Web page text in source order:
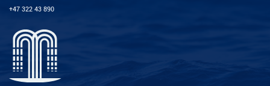
+47 322 43 890